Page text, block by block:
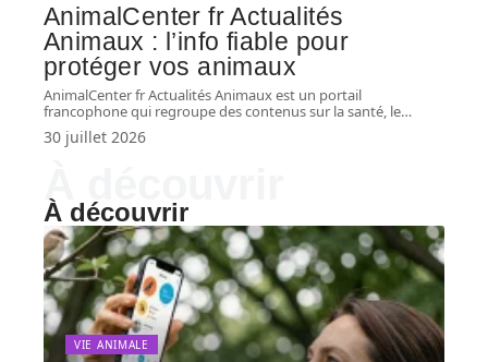
AnimalCenter fr Actualités
Animaux : l’info fiable pour
protéger vos animaux
AnimalCenter fr Actualités Animaux est un portail
francophone qui regroupe des contenus sur la santé, le…
30 juillet 2026
À découvrir
VIE ANIMALE